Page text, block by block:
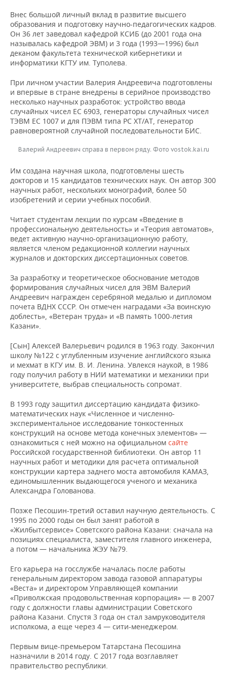
Внес большой личный вклад в развитие высшего
образования и подготовку научно-педагогических кадров.
Он 36 лет заведовал кафедрой КСИБ (до 2001 года она
называлась кафедрой ЭВМ) и 3 года (1993—1996) был
деканом факультета технической кибернетики и
информатики КГТУ им. Туполева.
При личном участии Валерия Андреевича подготовлены
и впервые в стране внедрены в серийное производство
несколько научных разработок: устройство ввода
случайных чисел ЕС 6903, генераторы случайных чисел
ТЭВМ ЕС 1007 и для ПЭВМ типа РС ХТ/АТ, генератор
равновероятной случайной последовательности БИС.
Валерий Андреевич справа в первом ряду. Фото vostok.kai.ru
Им создана научная школа, подготовлены шесть
докторов и 15 кандидатов технических наук. Он автор 300
научных работ, нескольких монографий, более 50
изобретений и серии учебных пособий.
Читает студентам лекции по курсам «Введение в
профессиональную деятельность» и «Теория автоматов»,
ведет активную научно-организационную работу,
является членом редакционной коллегии научных
журналов и докторских диссертационных советов.
За разработку и теоретическое обоснование методов
формирования случайных чисел для ЭВМ Валерий
Андреевич награжден серебряной медалью и дипломом
почета ВДНХ СССР. Он отмечен наградами «За воинскую
доблесть», «Ветеран труда» и «В память 1000-летия
Казани».
[Сын] Алексей Валерьевич родился в 1963 году. Закончил
школу №122 с углубленным изучение английского языка
и мехмат в КГУ им. В. И. Ленина. Увлекся наукой, в 1986
году получил работу в НИИ математики и механики при
университете, выбрав специальность сопромат.
В 1993 году защитил диссертацию кандидата физико-
математических наук «Численное и численно-
экспериментальное исследование тонкостенных
конструкций на основе метода конечных элементов» —
ознакомиться с ней можно на официальном сайте
Российской государственной библиотеки. Он автор 11
научных работ и методики для расчета оптимальной
конструкции картера заднего моста автомобиля КАМАЗ,
единомышленник выдающегося ученого и механика
Александра Голованова.
Позже Песошин-третий оставил научную деятельность. С
1995 по 2000 годы он был занят работой в
«Жилбытсервисе» Советского района Казани: сначала на
позициях специалиста, заместителя главного инженера,
а потом — начальника ЖЭУ №79.
Его карьера на госслужбе началась после работы
генеральным директором завода газовой аппаратуры
«Веста» и директором Управляющей компании
«Приволжская продовольственная корпорация» — в 2007
году с должности главы администрации Советского
района Казани. Спустя 3 года он стал замруководителя
исполкома, а еще через 4 — сити-менеджером.
Первым вице-премьером Татарстана Песошина
назначили в 2014 году. С 2017 года возглавляет
правительство республики.